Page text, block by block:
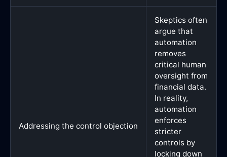
Addressing the control objection
Skeptics often
argue that
automation
removes
critical human
oversight from
financial data.
In reality,
automation
enforces
stricter
controls by
locking down